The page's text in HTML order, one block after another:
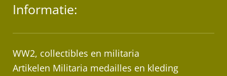
Informatie:
WW2, collectibles en militaria
Artikelen Militaria medailles en kleding